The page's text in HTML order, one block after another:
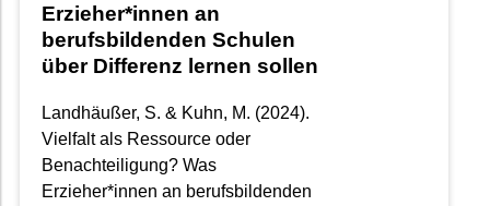
Erzieher*innen an
berufsbildenden Schulen
über Differenz lernen sollen
Landhäußer, S. & Kuhn, M. (2024).
Vielfalt als Ressource oder
Benachteiligung? Was
Erzieher*innen an berufsbildenden